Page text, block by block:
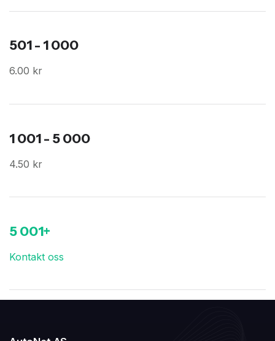
501 - 1 000
6.00 kr
1 001 - 5 000
4.50 kr
5 001+
Kontakt oss